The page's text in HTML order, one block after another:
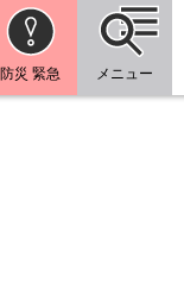
防災 緊急 メニュー